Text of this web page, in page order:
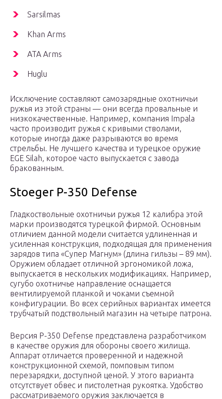
Sarsilmas
Khan Arms
ATA Arms
Huglu
Исключение составляют самозарядные охотничьи
ружья из этой страны — они всегда провальные и
низкокачественные. Например, компания Impala
часто производит ружья с кривыми стволами,
которые иногда даже разрываются во время
стрельбы. Не лучшего качества и турецкое оружие
EGE Silah, которое часто выпускается с завода
бракованным.
Stoeger P-350 Defense
Гладкоствольные охотничьи ружья 12 калибра этой
марки производятся турецкой фирмой. Основным
отличием данной модели считается удлиненная и
усиленная конструкция, подходящая для применения
зарядов типа «Супер Магнум» (длина гильзы – 89 мм).
Оружием обладает отличной эргономикой ложа,
выпускается в нескольких модификациях. Например,
сугубо охотничье направление оснащается
вентилируемой планкой и чоками съемной
конфигурации. Во всех серийных вариантах имеется
трубчатый подствольный магазин на четыре патрона.
Версия P-350 Defense представлена разработчиком
в качестве оружия для обороны своего жилища.
Аппарат отличается проверенной и надежной
конструкционной схемой, помповым типом
перезарядки, доступной ценой. У этого варианта
отсутствует обвес и пистолетная рукоятка. Удобство
рассматриваемого оружия заключается в